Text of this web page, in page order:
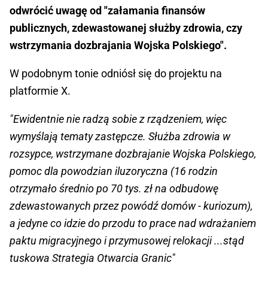
odwrócić uwagę od "załamania finansów
publicznych, zdewastowanej służby zdrowia, czy
wstrzymania dozbrajania Wojska Polskiego".
W podobnym tonie odniósł się do projektu na
platformie X.
"Ewidentnie nie radzą sobie z rządzeniem, więc
wymyślają tematy zastępcze. Służba zdrowia w
rozsypce, wstrzymane dozbrajanie Wojska Polskiego,
pomoc dla powodzian iluzoryczna (16 rodzin
otrzymało średnio po 70 tys. zł na odbudowę
zdewastowanych przez powódź domów - kuriozum),
a jedyne co idzie do przodu to prace nad wdrażaniem
paktu migracyjnego i przymusowej relokacji ...stąd
tuskowa Strategia Otwarcia Granic"